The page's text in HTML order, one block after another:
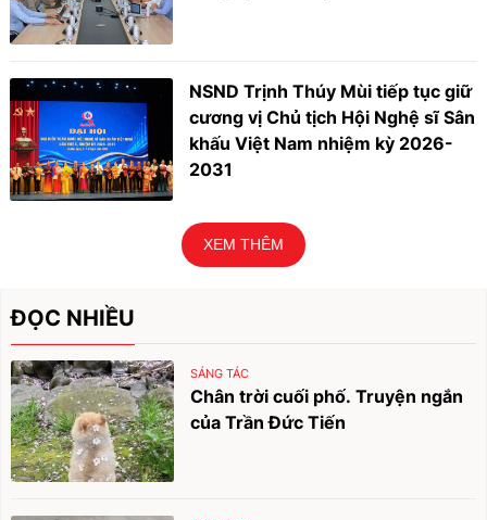
NSND Trịnh Thúy Mùi tiếp tục giữ
cương vị Chủ tịch Hội Nghệ sĩ Sân
khấu Việt Nam nhiệm kỳ 2026-
2031
XEM THÊM
ĐỌC NHIỀU
SÁNG TÁC
Chân trời cuối phố. Truyện ngắn
của Trần Đức Tiến